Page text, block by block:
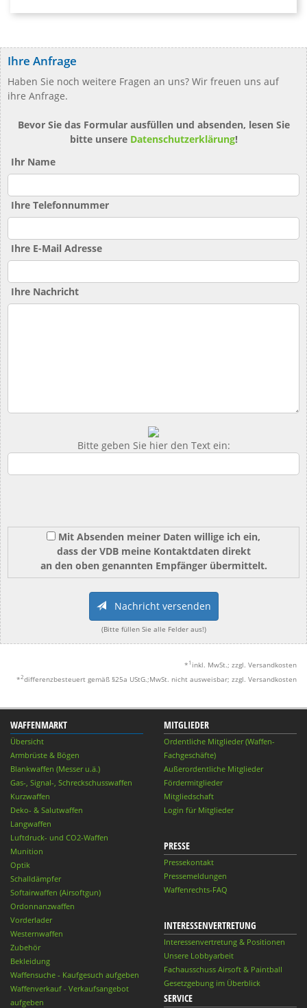
Ihre Anfrage
Haben Sie noch weitere Fragen an uns? Wir freuen uns auf
ihre Anfrage.
Bevor Sie das Formular ausfüllen und absenden, lesen Sie
bitte unsere Datenschutzerklärung!
Ihr Name
Ihre Telefonnummer
Ihre E-Mail Adresse
Ihre Nachricht
Bitte geben Sie hier den Text ein:
Mit Absenden meiner Daten willige ich ein,
dass der VDB meine Kontaktdaten direkt
an den oben genannten Empfänger übermittelt.
Nachricht versenden
(Bitte füllen Sie alle Felder aus!)
* 1 inkl. MwSt.; zzgl. Versandkosten
*2differenzbesteuert gemäß §25a UStG.;MwSt. nicht ausweisbar; zzgl. Versandkosten
WAFFENMARKT
Übersicht
Armbrüste & Bögen
Blankwaffen (Messer u.ä.)
Gas-, Signal-, Schreckschusswaffen
Kurzwaffen
Deko- & Salutwaffen
Langwaffen
Luftdruck- und CO2-Waffen
Munition
Optik
Schalldämpfer
Softairwaffen (Airsoftgun)
Ordonnanzwaffen
Vorderlader
Westernwaffen
Zubehör
Bekleidung
Waffensuche - Kaufgesuch aufgeben
Waffenverkauf - Verkaufsangebot
aufgeben
MITGLIEDER
Ordentliche Mitglieder (Waffen-
Fachgeschäfte)
Außerordentliche Mitglieder
Fördermitglieder
Mitgliedschaft
Login für Mitglieder
PRESSE
Pressekontakt
Pressemeldungen
Waffenrechts-FAQ
INTERESSENVERTRETUNG
Interessenvertretung & Positionen
Unsere Lobbyarbeit
Fachausschuss Airsoft & Paintball
Gesetzgebung im Überblick
SERVICE